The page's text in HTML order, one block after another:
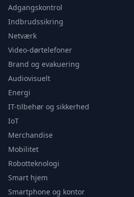
Adgangskontrol
Indbrudssikring
Netværk
Video-dørtelefoner
Brand og evakuering
Audiovisuelt
Energi
IT-tilbehør og sikkerhed
IoT
Merchandise
Mobilitet
Robotteknologi
Smart hjem
Smartphone og kontor